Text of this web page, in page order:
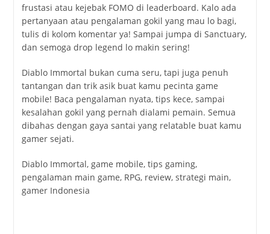
frustasi atau kejebak FOMO di leaderboard. Kalo ada
pertanyaan atau pengalaman gokil yang mau lo bagi,
tulis di kolom komentar ya! Sampai jumpa di Sanctuary,
dan semoga drop legend lo makin sering!
Diablo Immortal bukan cuma seru, tapi juga penuh
tantangan dan trik asik buat kamu pecinta game
mobile! Baca pengalaman nyata, tips kece, sampai
kesalahan gokil yang pernah dialami pemain. Semua
dibahas dengan gaya santai yang relatable buat kamu
gamer sejati.
Diablo Immortal, game mobile, tips gaming,
pengalaman main game, RPG, review, strategi main,
gamer Indonesia